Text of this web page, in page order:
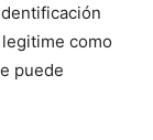
como
puede